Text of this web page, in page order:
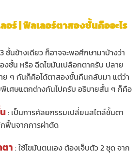
อร์|ฟิลเลอร์ตาสองชั้นคืออะไร
ชั้นข้างเดียว ก็อาจจะพอศึกษามาบ้างว่า
งชั้น หรือ ฉีดไขมันเปลือกตาครับ ปลาย
ย ๆ กันก็คือได้ตาสองชั้นคืนกลับมา แต่ว่า
เศษแตกต่างกันไปครับ อธิบายสั้น ๆ ก็คือ
: เป็นการศัลยกรรมเปลี่ยนสไตล์ชั้นตา
ฟื้นจากการผ่าตัด
า : ใช้ไขมันตนเอง ต้องเจ็บตัว 2 ชุด จาก